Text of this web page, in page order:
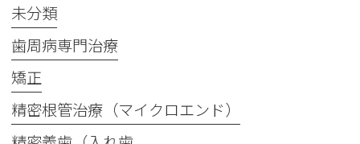
未分類
歯周病専門治療
矯正
精密根管治療（マイクロエンド）